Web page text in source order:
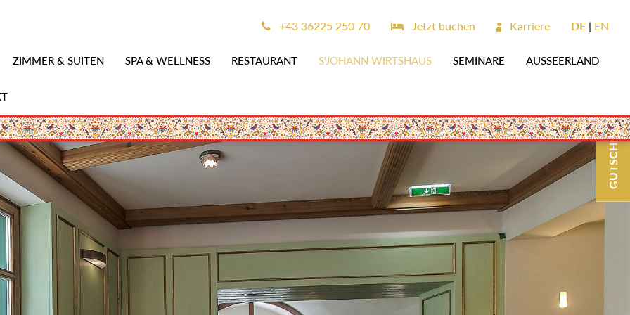
ZIMMER & SUITEN SPA & WELLNESS RESTAURANT S'JOHANN WIRTSHAUS SEMINARE AUSSEERLAND
+43 36225 250 70 Jetzt buchen Karriere DE EN
GUTSCHEINE